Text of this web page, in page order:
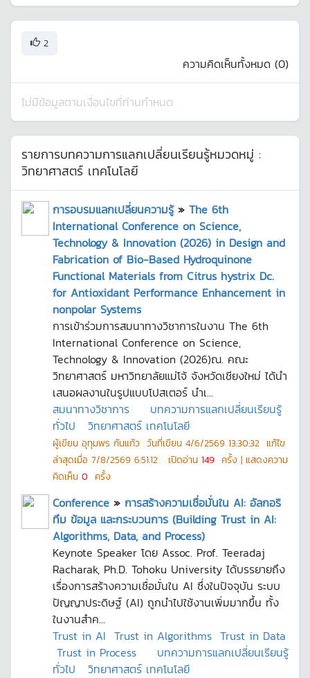
2
ความคิดเห็นทั้งหมด (0)
ไม่มีข้อมูลตามเงื่อนไขที่ท่านกำหนด
รายการบทความการแลกเปลี่ยนเรียนรู้หมวดหมู่ :
วิทยาศาสตร์ เทคโนโลยี
การอบรมแลกเปลี่ยนความรู้» The 6th
International Conference on Science,
Technology & Innovation (2026) in Design and
Fabrication of Bio-Based Hydroquinone
Functional Materials from Citrus hystrix Dc.
for Antioxidant Performance Enhancement in
nonpolar Systems
การเข้าร่วมการสมนาทางวิชาการในงาน The 6th
International Conference on Science,
Technology & Innovation (2026)ณ. คณะ
วิทยาศาสตร์ มหาวิทยาลัยแม่โจ้ จังหวัดเชียงใหม่ ได้นำ
เสนอผลงานในรูปแบบโปสเตอร์ นำเ...
สมนาทางวิชาการ
บทความการแลกเปลี่ยนเรียนรู้
ทั่วไป
วิทยาศาสตร์ เทคโนโลยี
ผู้เขียน อุทุมพร กันแก้ว วันที่เขียน 4/6/2569 13:30:32 แก้ไข
ล่าสุดเมื่อ 7/8/2569 6:51:12 เปิดอ่าน 149 ครั้ง | แสดงความ
คิดเห็น 0 ครั้ง
Conference » การสร้างความเชื่อมั่นใน AI: อัลกอริ
ทึม ข้อมูล และกระบวนการ (Building Trust in AI:
Algorithms, Data, and Process)
Keynote Speaker โดย Assoc. Prof. Teeradaj
Racharak, Ph.D. Tohoku University ได้บรรยายถึง
เรื่องการสร้างความเชื่อมั่นใน AI ซึ่งในปัจจุบัน ระบบ
ปัญญาประดิษฐ์ (AI) ถูกนำไปใช้งานเพิ่มมากขึ้น ทั้ง
ในงานสำค...
Trust in AI Trust in Algorithms Trust in Data
Trust in Process
บทความการแลกเปลี่ยนเรียนรู้
ทั่วไป
วิทยาศาสตร์ เทคโนโลยี